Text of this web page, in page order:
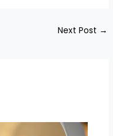
Next Post →